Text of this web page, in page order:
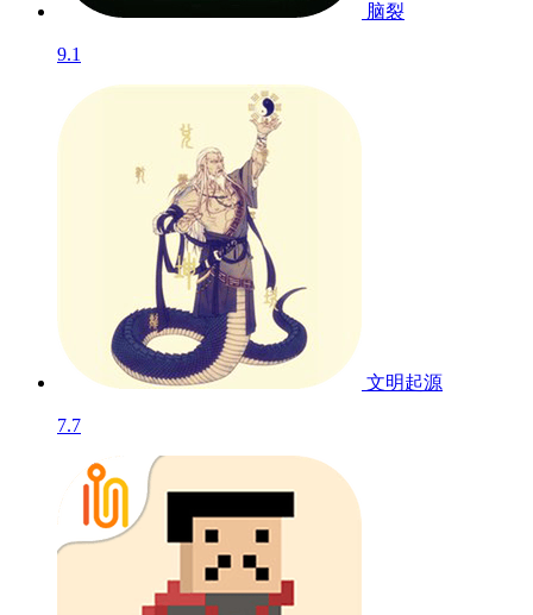
脑裂
9.1
文明起源
7.7